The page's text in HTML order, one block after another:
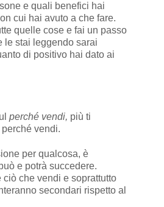
e quali benefici hai
cui hai avuto a che fare.
quelle cose e fai un passo
le stai leggendo sarai
di positivo hai dato ai
perché vendi, più ti
vendi.
per qualcosa, è
e potrà succedere.
ciò che vendi e soprattutto
secondari rispetto al